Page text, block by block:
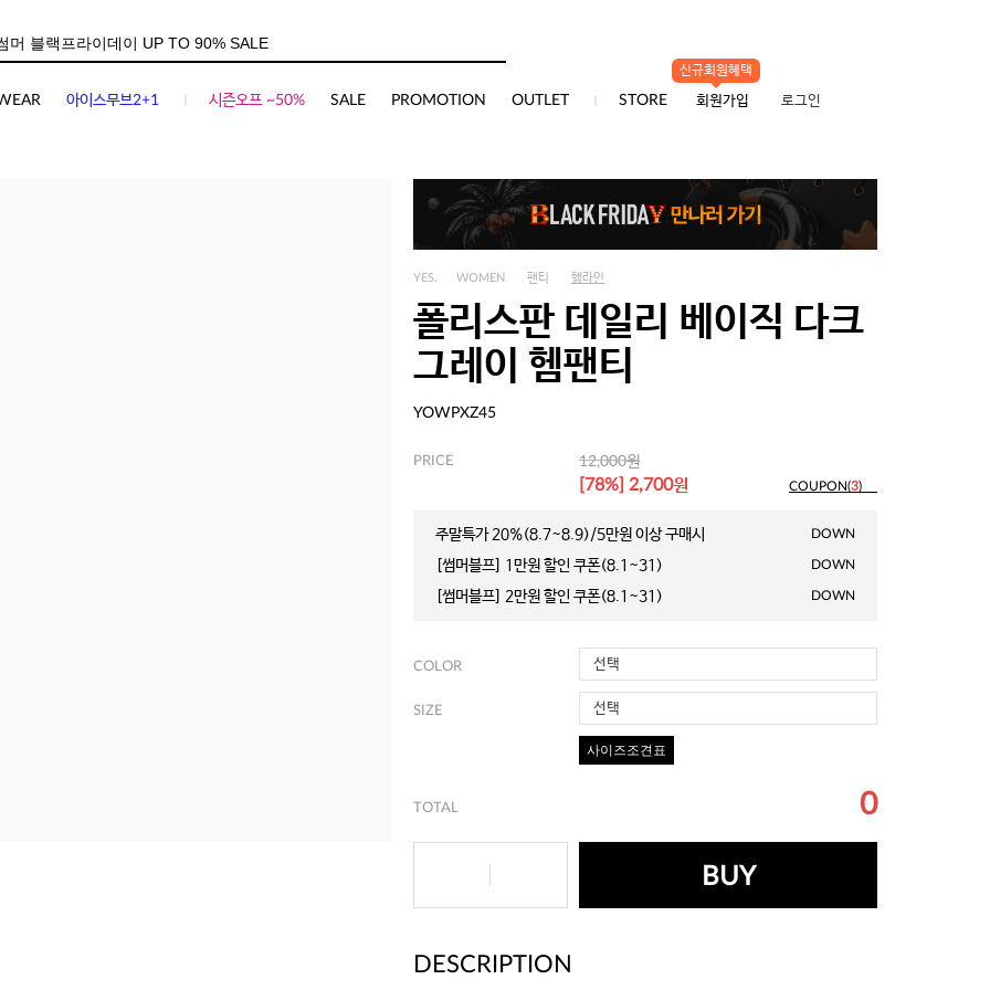
아이스무브2+1 시즌오프 ~50% SALE PROMOTION OUTLET STORE
신규회원혜택
회원가입 로그인
YES. WOMEN 팬티 햄라인
폴리스판 데일리 베이직 다크
그레이 헴팬티
YOWPXZ45
PRICE 12,000원
[78%] 2,700원 COUPON(3)
주말특가 20%(8.7~8.9)/5만원 이상 구매시 DOWN
[썸머블프] 1만원 할인 쿠폰(8.1~31) DOWN
[썸머블프] 2만원 할인 쿠폰(8.1~31) DOWN
COLOR 선택
SIZE 선택
사이즈조견표
TOTAL 0
BUY
DESCRIPTION